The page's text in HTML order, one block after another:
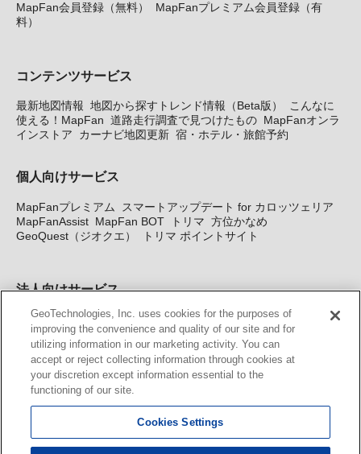
MapFan会員登録（無料）
MapFanプレミアム会員登録（有
料）
コンテンツサービス
最新地図情報 地図から探すトレンド情報（Beta版）
こんなに
使える！MapFan 道路走行調査で見つけたもの MapFanオンラ
インストア
カーナビ地図更新 宿・ホテル・旅館予約
個人向けサービス
MapFanプレミアム
スマートアップデート for カロッツェリア
MapFanAssist MapFan BOT トリマ 方位かなめ
GeoQuest（ジオクエ）
トリマ ポイントサイト
法人向けサービス
法人向け地図・位置情報サービス WEBサイト・システム向け地
図API Windows PC向け地図開発キット MapFan DB 住所確認
サービス
MAP WORLD+ トリマ広告 Geo-Research
カーナビ地図更新サービス
MapFan スマートメンバーズ カロッツェリア地図割プラス
KENWOOD MapFan Club
GeoTechnologies, Inc. uses cookies for the purposes of
improving the convenience and quality of our site and for
utilizing information in our marketing activity. You can
accept or reject collecting information through cookies at
your discretion except information essential to the
functioning of our site.
Cookies Settings